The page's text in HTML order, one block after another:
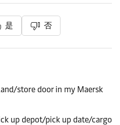
是 否
store door in my Maersk
up depot/pick up date/cargo